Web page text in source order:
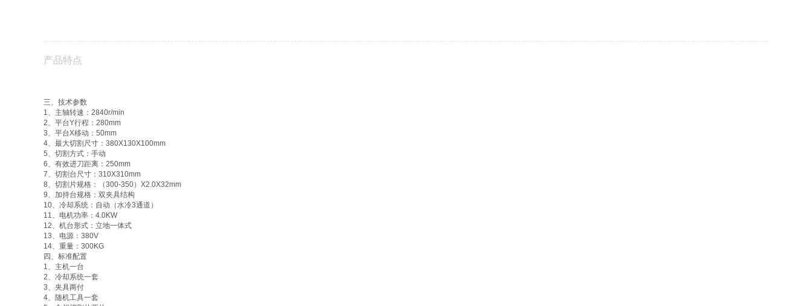
产品特点
三、技术参数
1、主轴转速：2840r/min
2、平台Y行程：280mm
3、平台X移动：50mm
4、最大切割尺寸：380X130X100mm
5、切割方式：手动
6、有效进刀距离：250mm
7、切割台尺寸：310X310mm
8、切割片规格：（300-350）X2.0X32mm
9、加持台规格：双夹具结构
10、冷却系统：自动（水冷3通道）
11、电机功率：4.0KW
12、机台形式：立地一体式
13、电源：380V
14、重量：300KG
四、标准配置
1、主机一台
2、冷却系统一套
3、夹具两付
4、随机工具一套